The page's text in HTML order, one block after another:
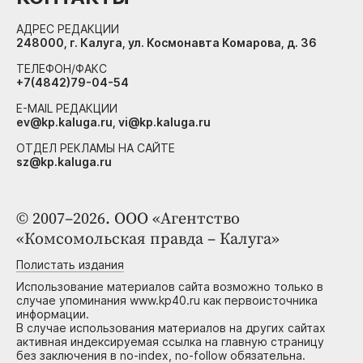
© 2007–2026. ООО «Агентство
«Комсомольская правда – Калуга»
Полистать издания
Использование материалов сайта возможно только в
случае упоминания www.kp40.ru как первоисточника
информации.
В случае использования материалов на других сайтах
активная индексируемая ссылка на главную страницу
без заключения в no-index, no-follow обязательна.
АДРЕС РЕДАКЦИИ
248000, г. Калуга, ул. Космонавта Комарова, д. 36
ТЕЛЕФОН/ФАКС
+7(4842)79-04-54
E-MAIL РЕДАКЦИИ
ev@kp.kaluga.ru, vi@kp.kaluga.ru
ОТДЕЛ РЕКЛАМЫ НА САЙТЕ
sz@kp.kaluga.ru